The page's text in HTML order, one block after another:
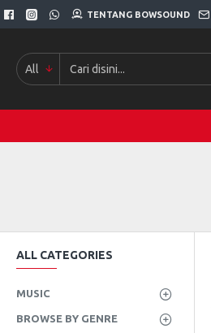
TENTANG BOWSOUND
All
ALL CATEGORIES
MUSIC
BROWSE BY GENRE